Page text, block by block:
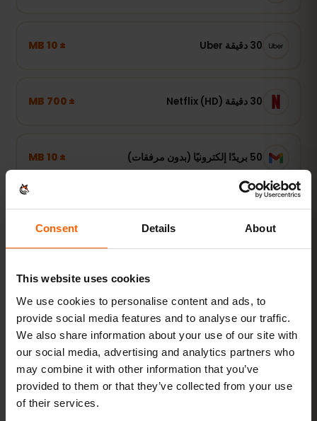
Consent Details About
This website uses cookies
We use cookies to personalise content and ads, to
provide social media features and to analyse our traffic.
We also share information about your use of our site with
our social media, advertising and analytics partners who
may combine it with other information that you’ve
provided to them or that they’ve collected from your use
of their services.
30 دقيقة Uber ± 10 MB
30 دقيقة Netflix (HD) ± 700 MB
50 بريدًا إلكترونيًا (بدون مرفقات) ± 10 MB
استخدام خفيف
الخرائط وWhatsApp والبريد — متصل عند الحاجة فقط.
عرض الباقات
الأكثر طلبًا
استخدام يومي
إضافة إلى مواقع التواصل وبث الموسيقى ومشاركة الصور.